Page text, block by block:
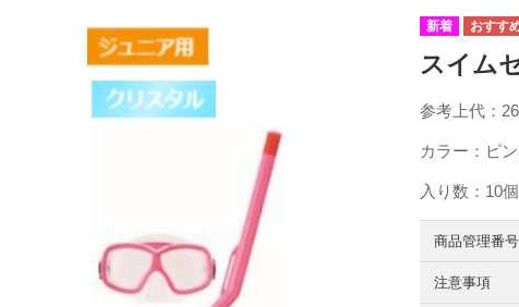
スイム
参考上代：
カラー：ピ
入り数：10
商品管理番号
注意事項